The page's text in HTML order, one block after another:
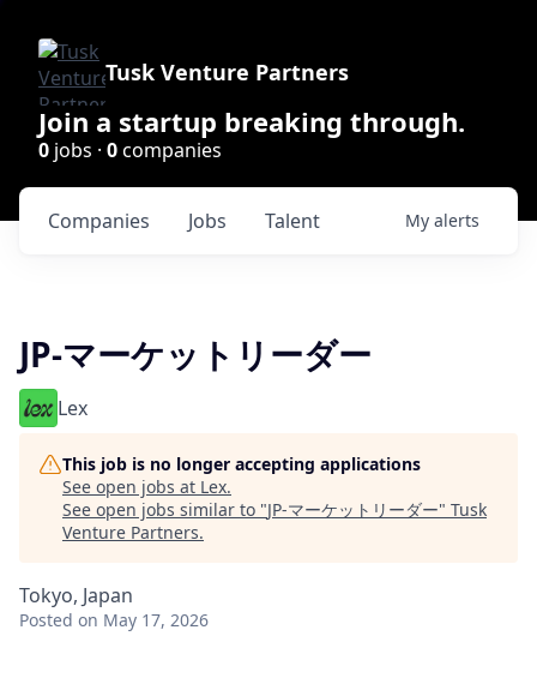
Tusk Venture Partners
Join a startup breaking through.
0 jobs · 0companies
Jobs
Companies Talent My alerts
JP-マーケットリーダー
Lex
This job is no longer accepting applications
See open jobs at Lex.
See open jobs similar to "JP-マーケットリーダー" Tusk
Venture Partners.
Tokyo, Japan
Posted on May 17, 2026